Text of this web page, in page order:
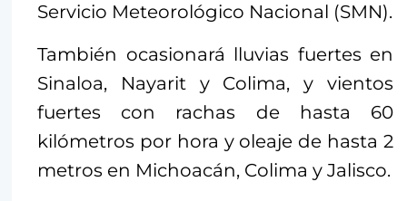
Servicio Meteorológico Nacional (SMN).
También ocasionará lluvias fuertes en
Sinaloa, Nayarit y Colima, y vientos
fuertes con rachas de hasta 60
kilómetros por hora y oleaje de hasta 2
metros en Michoacán, Colima y Jalisco.